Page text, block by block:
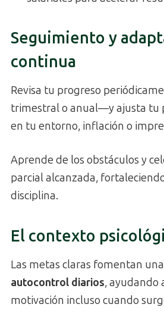
Seguimiento y
continua
Revisa tu progreso
trimestral o anual—y ajusta tu
en tu entorno, inflación o
Aprende de los obstáculos y
parcial alcanzada,
disciplina.
El contexto
Las metas claras fomentan una
autocontrol diarios, ayudando
motivación incluso cuando